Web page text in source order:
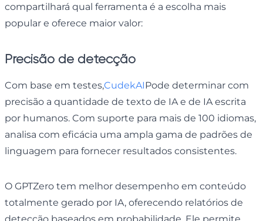
compartilhará qual ferramenta é a escolha mais
popular e oferece maior valor:
Precisão de detecção
Com base em testes,CudekAIPode determinar com
precisão a quantidade de texto de IA e de IA escrita
por humanos. Com suporte para mais de 100 idiomas,
analisa com eficácia uma ampla gama de padrões de
linguagem para fornecer resultados consistentes.
O GPTZero tem melhor desempenho em conteúdo
totalmente gerado por IA, oferecendo relatórios de
detecção baseados em probabilidade. Ele permite